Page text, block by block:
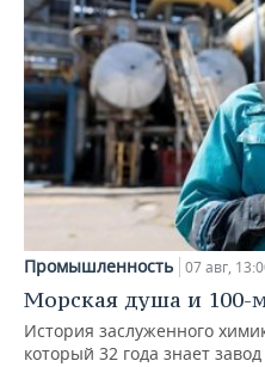
Промышленность 07 авг,
Морская душа и 100-
История заслуженного
который 32 года знает